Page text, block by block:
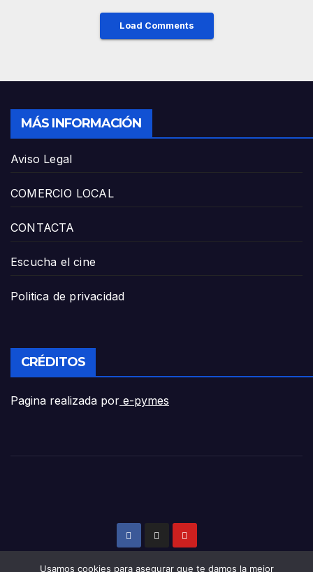
Load Comments
MÁS INFORMACIÓN
Aviso Legal
COMERCIO LOCAL
CONTACTA
Escucha el cine
Politica de privacidad
CRÉDITOS
Pagina realizada por e-pymes
Usamos cookies para asegurar que te damos la mejor